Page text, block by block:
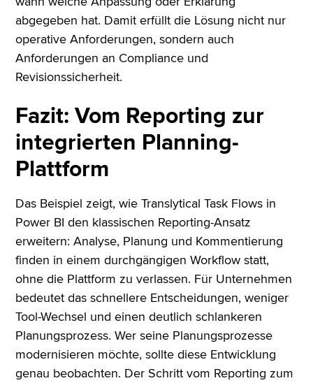
abgegeben hat. Damit erfüllt die Lösung nicht nur
operative Anforderungen, sondern auch
Anforderungen an Compliance und
Revisionssicherheit.
Fazit: Vom Reporting zur
integrierten Planning-
Plattform
Das Beispiel zeigt, wie Translytical Task Flows in
Power BI den klassischen Reporting-Ansatz
erweitern: Analyse, Planung und Kommentierung
finden in einem durchgängigen Workflow statt,
ohne die Plattform zu verlassen. Für Unternehmen
bedeutet das schnellere Entscheidungen, weniger
Tool-Wechsel und einen deutlich schlankeren
Planungsprozess. Wer seine Planungsprozesse
modernisieren möchte, sollte diese Entwicklung
genau beobachten. Der Schritt vom Reporting zum